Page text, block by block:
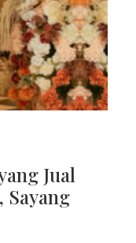
Jual
Sayang